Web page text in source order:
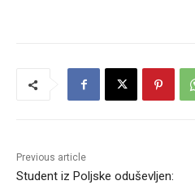
Previous article
Student iz Poljske oduševljen: